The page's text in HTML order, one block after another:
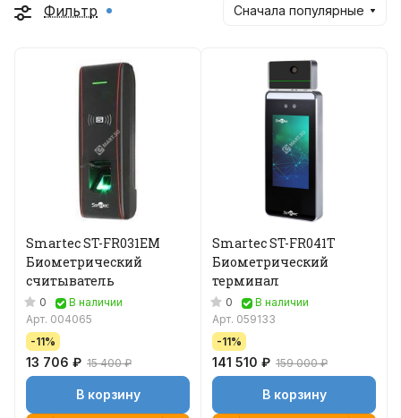
Фильтр Сначала популярные
Smartec ST-FR031EM
Биометрический
считыватель
0
В наличии
Арт. 004065
-11%
13 706 ₽ 15 400 ₽
В корзину
Smartec ST-FR041T
Биометрический
терминал
0
В наличии
Арт. 059133
-11%
141 510 ₽ 159 000 ₽
В корзину